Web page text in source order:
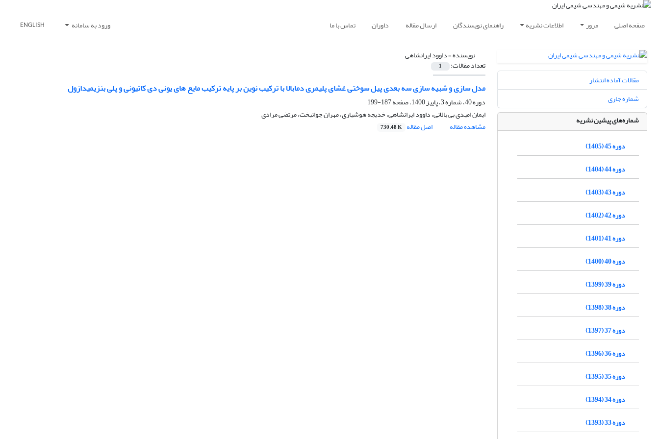
صفحه اصلی مرور اطلاعات نشریه راهنمای نویسندگان ارسال مقاله داوران تماس با ما ورود به سامانه ENGLISH
نویسنده =داوود ایرانشاهی
تعداد مقالات: 1
مدل سازی و شبیه سازی سه بعدی پیل سوختی غشای پلیمری دمابالا با ترکیب نوین بر پایه ترکیب مایع های یونی دی کاتیونی و پلی بنزیمیدازول
دوره 40، شماره 3، پاییز 1400، صفحه
187-199
ایمان امیدی بی بالانی، داوود ایرانشاهی، خدیجه هوشیاری، مهران جوانبخت، مرتضی مرادی
مشاهده مقاله
اصل مقاله 730.48 K
مقالات آماده انتشار
شماره جاری
شماره‌های پیشین نشریه
دوره 45 (1405)
دوره 44 (1404)
دوره 43 (1403)
دوره 42 (1402)
دوره 41 (1401)
دوره 40 (1400)
دوره 39 (1399)
دوره 38 (1398)
دوره 37 (1397)
دوره 36 (1396)
دوره 35 (1395)
دوره 34 (1394)
دوره 33 (1393)